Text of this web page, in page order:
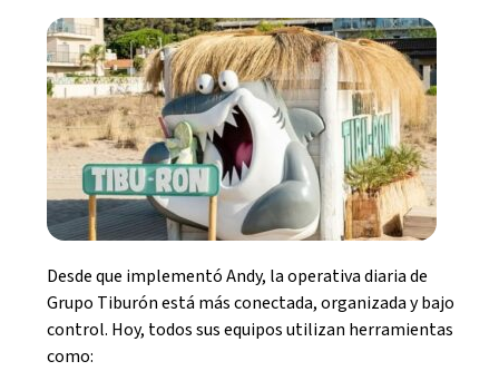
Desde que implementó Andy, la operativa diaria de
Grupo Tiburón está más conectada, organizada y bajo
control. Hoy, todos sus equipos utilizan herramientas
como: